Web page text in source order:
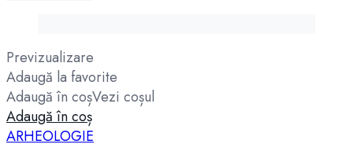
Previzualizare
Adaugă la favorite
Adaugă în coșVezi coșul
Adaugă în coș
ARHEOLOGIE